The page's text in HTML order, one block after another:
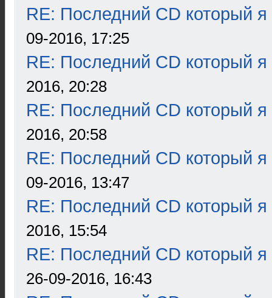
RE: Последний CD который я
09-2016, 17:25
RE: Последний CD который я
2016, 20:28
RE: Последний CD который я
2016, 20:58
RE: Последний CD который я
09-2016, 13:47
RE: Последний CD который я
2016, 15:54
RE: Последний CD который я
26-09-2016, 16:43